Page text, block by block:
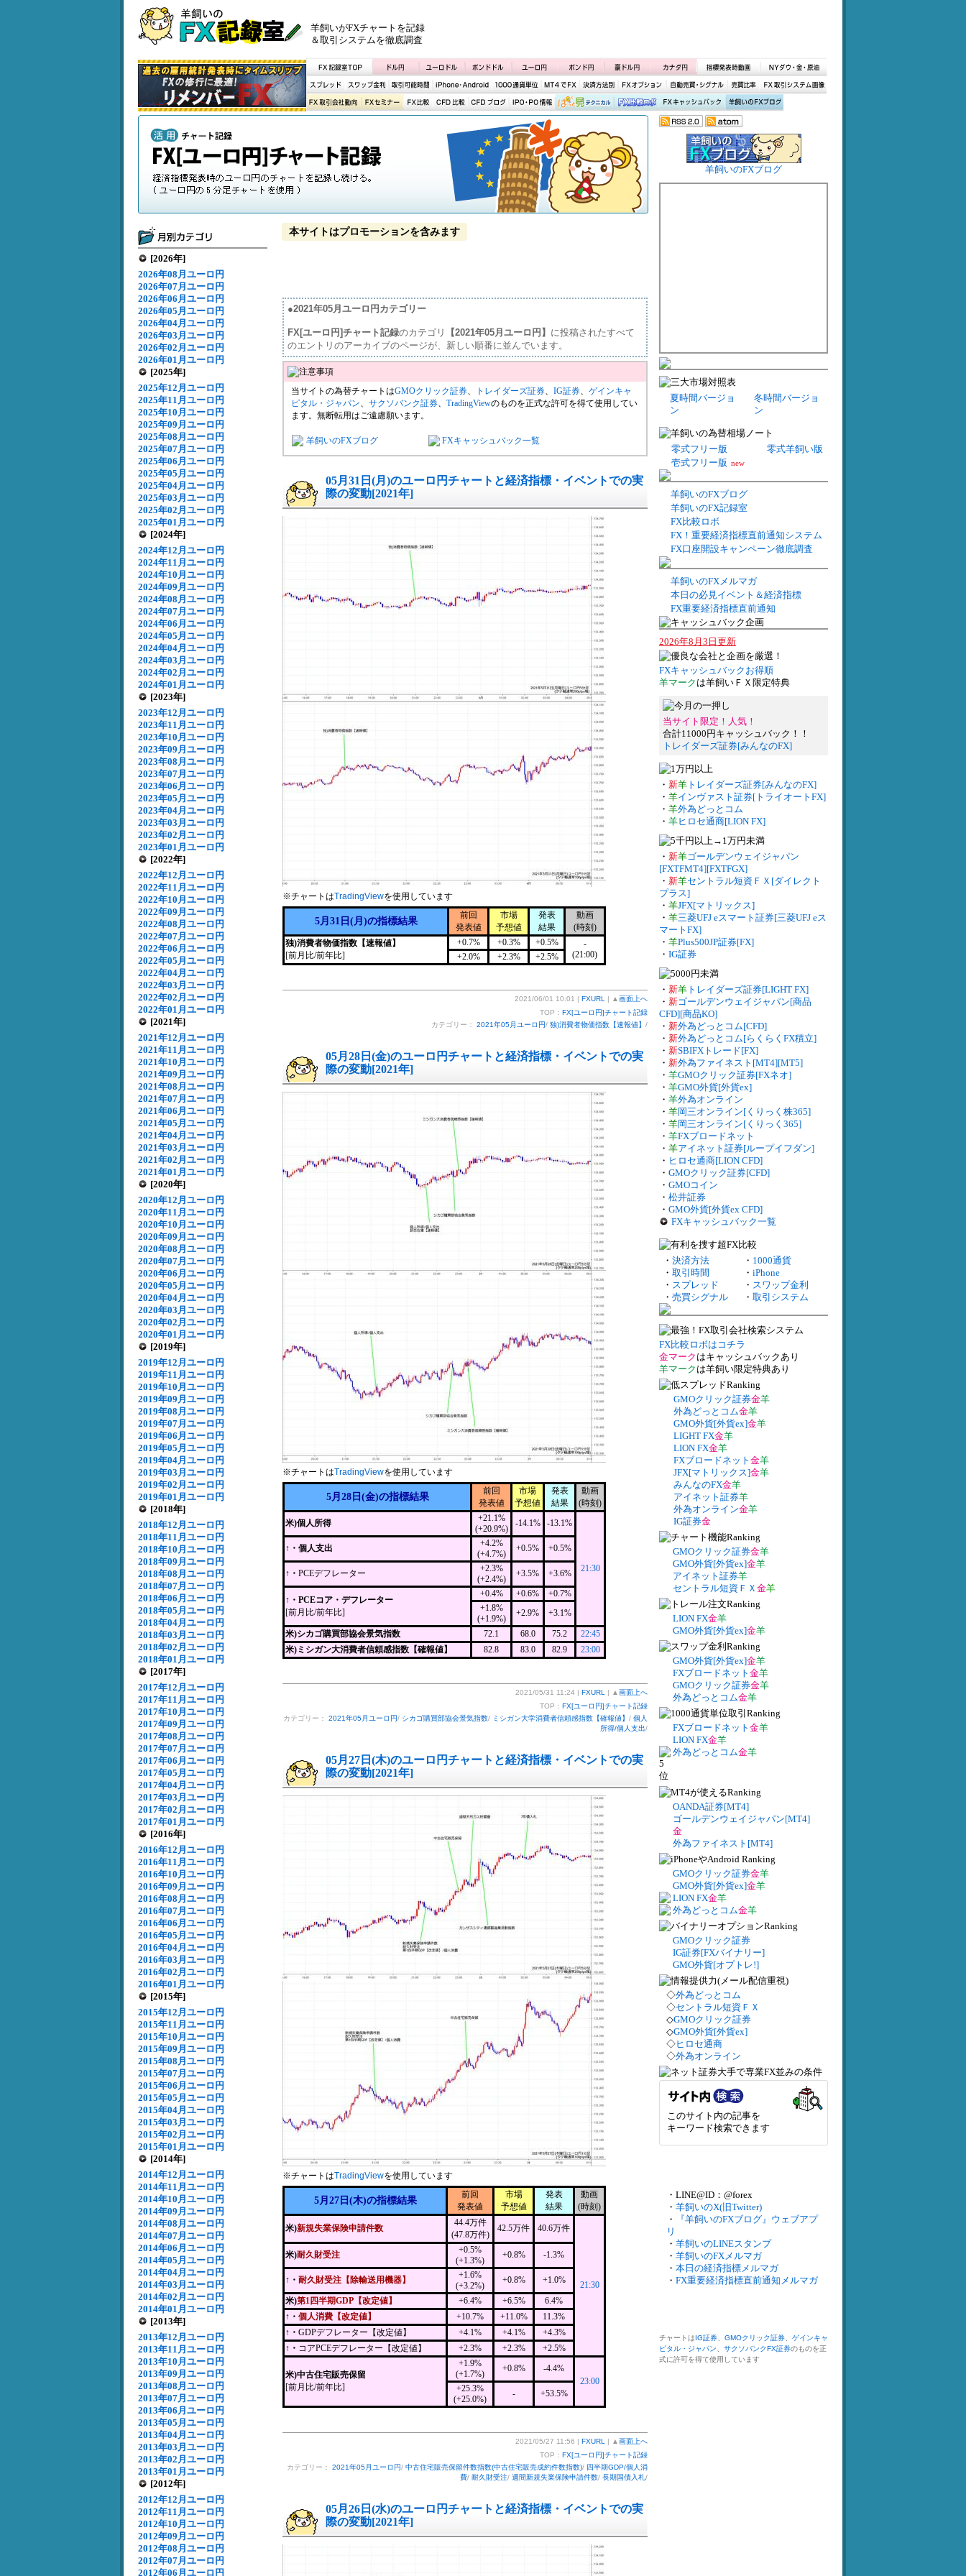
羊飼いがFXチャートを記録
＆取引システムを徹底調査
[2026年]
2026年08月ユーロ円
2026年07月ユーロ円
2026年06月ユーロ円
2026年05月ユーロ円
2026年04月ユーロ円
2026年03月ユーロ円
2026年02月ユーロ円
2026年01月ユーロ円
[2025年]
2025年12月ユーロ円
2025年11月ユーロ円
2025年10月ユーロ円
2025年09月ユーロ円
2025年08月ユーロ円
2025年07月ユーロ円
2025年06月ユーロ円
2025年05月ユーロ円
2025年04月ユーロ円
2025年03月ユーロ円
2025年02月ユーロ円
2025年01月ユーロ円
[2024年]
2024年12月ユーロ円
2024年11月ユーロ円
2024年10月ユーロ円
2024年09月ユーロ円
2024年08月ユーロ円
2024年07月ユーロ円
2024年06月ユーロ円
2024年05月ユーロ円
2024年04月ユーロ円
2024年03月ユーロ円
2024年02月ユーロ円
2024年01月ユーロ円
[2023年]
2023年12月ユーロ円
2023年11月ユーロ円
2023年10月ユーロ円
2023年09月ユーロ円
2023年08月ユーロ円
2023年07月ユーロ円
2023年06月ユーロ円
2023年05月ユーロ円
2023年04月ユーロ円
2023年03月ユーロ円
2023年02月ユーロ円
2023年01月ユーロ円
[2022年]
2022年12月ユーロ円
2022年11月ユーロ円
2022年10月ユーロ円
2022年09月ユーロ円
2022年08月ユーロ円
2022年07月ユーロ円
2022年06月ユーロ円
2022年05月ユーロ円
2022年04月ユーロ円
2022年03月ユーロ円
2022年02月ユーロ円
2022年01月ユーロ円
[2021年]
2021年12月ユーロ円
2021年11月ユーロ円
2021年10月ユーロ円
2021年09月ユーロ円
2021年08月ユーロ円
2021年07月ユーロ円
2021年06月ユーロ円
2021年05月ユーロ円
2021年04月ユーロ円
2021年03月ユーロ円
2021年02月ユーロ円
2021年01月ユーロ円
[2020年]
2020年12月ユーロ円
2020年11月ユーロ円
2020年10月ユーロ円
2020年09月ユーロ円
2020年08月ユーロ円
2020年07月ユーロ円
2020年06月ユーロ円
2020年05月ユーロ円
2020年04月ユーロ円
2020年03月ユーロ円
2020年02月ユーロ円
2020年01月ユーロ円
[2019年]
2019年12月ユーロ円
2019年11月ユーロ円
2019年10月ユーロ円
2019年09月ユーロ円
2019年08月ユーロ円
2019年07月ユーロ円
2019年06月ユーロ円
2019年05月ユーロ円
2019年04月ユーロ円
2019年03月ユーロ円
2019年02月ユーロ円
2019年01月ユーロ円
[2018年]
2018年12月ユーロ円
2018年11月ユーロ円
2018年10月ユーロ円
2018年09月ユーロ円
2018年08月ユーロ円
2018年07月ユーロ円
2018年06月ユーロ円
2018年05月ユーロ円
2018年04月ユーロ円
2018年03月ユーロ円
2018年02月ユーロ円
2018年01月ユーロ円
[2017年]
2017年12月ユーロ円
2017年11月ユーロ円
2017年10月ユーロ円
2017年09月ユーロ円
2017年08月ユーロ円
2017年07月ユーロ円
2017年06月ユーロ円
2017年05月ユーロ円
2017年04月ユーロ円
2017年03月ユーロ円
2017年02月ユーロ円
2017年01月ユーロ円
[2016年]
2016年12月ユーロ円
2016年11月ユーロ円
2016年10月ユーロ円
2016年09月ユーロ円
2016年08月ユーロ円
2016年07月ユーロ円
2016年06月ユーロ円
2016年05月ユーロ円
2016年04月ユーロ円
2016年03月ユーロ円
2016年02月ユーロ円
2016年01月ユーロ円
[2015年]
2015年12月ユーロ円
2015年11月ユーロ円
2015年10月ユーロ円
2015年09月ユーロ円
2015年08月ユーロ円
2015年07月ユーロ円
2015年06月ユーロ円
2015年05月ユーロ円
2015年04月ユーロ円
2015年03月ユーロ円
2015年02月ユーロ円
2015年01月ユーロ円
[2014年]
2014年12月ユーロ円
2014年11月ユーロ円
2014年10月ユーロ円
2014年09月ユーロ円
2014年08月ユーロ円
2014年07月ユーロ円
2014年06月ユーロ円
2014年05月ユーロ円
2014年04月ユーロ円
2014年03月ユーロ円
2014年02月ユーロ円
2014年01月ユーロ円
[2013年]
2013年12月ユーロ円
2013年11月ユーロ円
2013年10月ユーロ円
2013年09月ユーロ円
2013年08月ユーロ円
2013年07月ユーロ円
2013年06月ユーロ円
2013年05月ユーロ円
2013年04月ユーロ円
2013年03月ユーロ円
2013年02月ユーロ円
2013年01月ユーロ円
[2012年]
2012年12月ユーロ円
2012年11月ユーロ円
2012年10月ユーロ円
2012年09月ユーロ円
2012年08月ユーロ円
2012年07月ユーロ円
2012年06月ユーロ円
本サイトはプロモーションを含みます
●2021年05月ユーロ円カテゴリー
FX[ユーロ円]チャート記録のカテゴリ 【2021年05月ユーロ円】 に投稿されたすべて
のエントリのアーカイブのページが、新しい順番に並んでいます。
当サイトの為替チャートはGMOクリック証券、 トレイダーズ証券、 IG証券、 ゲインキャ
ピタル・ジャパン、 サクソバンク証券、 TradingViewのものを正式な許可を得て使用してい
ます。無断転用はご遠慮願います。
羊飼いのFXブログ FXキャッシュバック一覧
05月31日(月)のユーロ円チャートと経済指標・イベントでの実
際の変動[2021年]
※チャートはTradingViewを使用しています
5月31日(月)の指標結果
前回
発表値
市場
予想値
発表
結果
動画
(時刻)
独)消費者物価指数【速報値】
[前月比/前年比]
+0.7% +0.3% +0.5%
-
(21:00)
+2.0% +2.3% +2.5%
2021/06/01 10:01 | FXURL | ▲ 画面上へ
TOP： FX[ユーロ円]チャート記録
カテゴリー： 2021年05月ユーロ円/ 独)消費者物価指数【速報値】 /
05月28日(金)のユーロ円チャートと経済指標・イベントでの実
際の変動[2021年]
※チャートはTradingViewを使用しています
5月28日(金)の指標結果
前回
発表値
市場
予想値
発表
結果
動画
(時刻)
米)個人所得
+21.1%
(+20.9%)
-14.1% -13.1%
21:30
↑・個人支出
+4.2%
(+4.7%)
+0.5% +0.5%
↑・ PCEデフレーター
+2.3%
(+2.4%)
+3.5% +3.6%
↑・PCEコア・デフレーター
[前月比/前年比]
+0.4% +0.6%
+0.7%
+1.8%
(+1.9%)
+2.9% +3.1%
米)シカゴ購買部協会景気指数 72.1 68.0 75.2
22:45
米)ミシガン大消費者信頼感指数【確報値】
82.8 83.0 82.9 23:00
2021/05/31 11:24 | FXURL | ▲ 画面上へ
TOP： FX[ユーロ円]チャート記録
カテゴリー： 2021年05月ユーロ円/ シカゴ購買部協会景気指数/ ミシガン大学消費者信頼感指数【確報値】 / 個人
所得/個人支出/
05月27日(木)のユーロ円チャートと経済指標・イベントでの実
際の変動[2021年]
※チャートはTradingViewを使用しています
5月27日(木)の指標結果
前回
発表値
市場
予想値
発表
結果
動画
(時刻)
米)新規失業保険申請件数
44.4万件
(47.8万件)
42.5万件 40.6万件
21:30
米)耐久財受注
+0.5%
(+1.3%)
+0.8% -1.3%
↑ ・ 耐久財受注【除輸送用機器】
+1.6%
(+3.2%)
+0.8% +1.0%
米)第1四半期GDP【改定値】 +6.4% +6.5%
6.4%
↑・ 個人消費【改定値】 +10.7% +11.0%
11.3%
↑・ GDPデフレーター【改定値】 +4.1% +4.1%
+4.3%
↑・ コアPCEデフレーター【改定値】 +2.3% +2.3% +2.5%
米)中古住宅販売保留
[前月比/前年比]
+1.9%
(+1.7%)
+0.8%
-4.4%
23:00
+25.3%
(+25.0%)
- +53.5%
2021/05/27 11:56 | FXURL | ▲ 画面上へ
TOP： FX[ユーロ円]チャート記録
カテゴリー： 2021年05月ユーロ円/ 中古住宅販売保留件数指数(中古住宅販売成約件数指数)/ 四半期GDP/個人消
費/ 耐久財受注/ 週間新規失業保険申請件数/ 長期国債入札/
05月26日(水)のユーロ円チャートと経済指標・イベントでの実
際の変動[2021年]
羊飼いのFXブログ
夏時間バージョ
ン
冬時間バージョ
ン
零式フリー版
零式羊飼い版
壱式フリー版 new
羊飼いのFXブログ
羊飼いのFX記録室
FX比較ロボ
FX！重要経済指標直前通知システム
FX口座開設キャンペーン徹底調査
羊飼いのFXメルマガ
本日の必見イベント＆経済指標
FX重要経済指標直前通知
2026年8月3日更新
FXキャッシュバックお得順
羊マーク は羊飼いＦＸ限定特典
当サイト限定！人気！
合計11000円キャッシュバック！！
トレイダーズ証券[みんなのFX]
・ 新羊 トレイダーズ証券[みんなのFX]
・ 羊インヴァスト証券[トライオートFX]
・ 羊外為どっとコム
・ 羊ヒロセ通商[LION FX]
・ 新羊ゴールデンウェイジャパン
[FXTFMT4][FXTFGX]
・ 新羊セントラル短資ＦＸ[ダイレクト
プラス]
・ 羊JFX[マトリックス]
・ 羊三菱UFJ eスマート証券[三菱UFJ eス
マートFX]
・ 羊Plus500JP証券[FX]
・ IG証券
・ 新羊 トレイダーズ証券[LIGHT FX]
・ 新ゴールデンウェイジャパン[商品
CFD][商品KO]
・ 新外為どっとコム[CFD]
・ 新外為どっとコム[らくらくFX積立]
・ 新SBIFXトレード[FX]
・ 新外為ファイネスト[MT4][MT5]
・ 羊GMOクリック証券[FXネオ]
・ 羊GMO外貨[外貨ex]
・ 羊外為オンライン
・ 羊岡三オンライン[くりっく株365]
・ 羊岡三オンライン[くりっく365]
・ 羊FXブロードネット
・ 羊アイネット証券[ループイフダン]
・ ヒロセ通商[LION CFD]
・ GMOクリック証券[CFD]
・ GMOコイン
・ 松井証券
・ GMO外貨[外貨ex CFD]
FXキャッシュバック一覧
・ 決済方法 ・ 1000通貨
・ 取引時間 ・ iPhone
・ スプレッド ・ スワップ金利
・ 売買シグナル ・ 取引システム
FX比較ロボはコチラ
金マーク はキャッシュバックあり
羊マーク は羊飼い限定特典あり
GMOクリック証券金羊
外為どっとコム金羊
GMO外貨[外貨ex]金羊
LIGHT FX金羊
LION FX金羊
FXブロードネット 金羊
JFX[マトリックス]金羊
みんなのFX金羊
アイネット証券羊
外為オンライン金羊
IG証券金
GMOクリック証券金羊
GMO外貨[外貨ex]金羊
アイネット証券羊
セントラル短資ＦＸ 金羊
LION FX金羊
GMO外貨[外貨ex]金羊
GMO外貨[外貨ex]金羊
FXブロードネット 金羊
GMOクリック証券金羊
外為どっとコム金羊
FXブロードネット 金羊
LION FX金羊
外為どっとコム金羊
OANDA証券[MT4]
ゴールデンウェイジャパン[MT4]
金
外為ファイネスト[MT4]
GMOクリック証券金羊
GMO外貨[外貨ex]金羊
LION FX金羊
外為どっとコム金羊
GMOクリック証券
IG証券[FXバイナリー]
GMO外貨[オプトレ!]
◇外為どっとコム
◇セントラル短資ＦＸ
◇GMOクリック証券
◇GMO外貨[外貨ex]
◇ヒロセ通商
◇外為オンライン
このサイト内の記事を
キーワード検索できます
・LINE@ID：@forex
・ 羊飼いのX(旧Twitter)
・
『羊飼いのFXブログ』ウェブアプ
リ
・ 羊飼いのLINEスタンプ
・ 羊飼いのFXメルマガ
・ 本日の経済指標メルマガ
・ FX重要経済指標直前通知メルマガ
チャートはIG証券 GMOクリック証券
ゲインキャ
ピタル・ジャパン
サクソバンクFX証券のものを正
式に許可を得て使用しています